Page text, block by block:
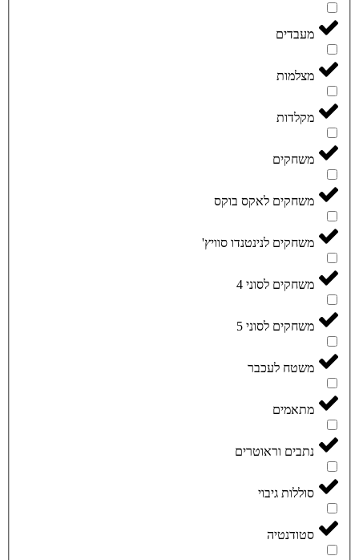
מעבדים
מצלמות
מקלדות
משחקים
משחקים לאקס בוקס
משחקים לנינטנדו סוויץ'
משחקים לסוני 4
משחקים לסוני 5
משטח לעכבר
מתאמים
נתבים וראוטרים
סוללות גיבוי
סטודנטיה